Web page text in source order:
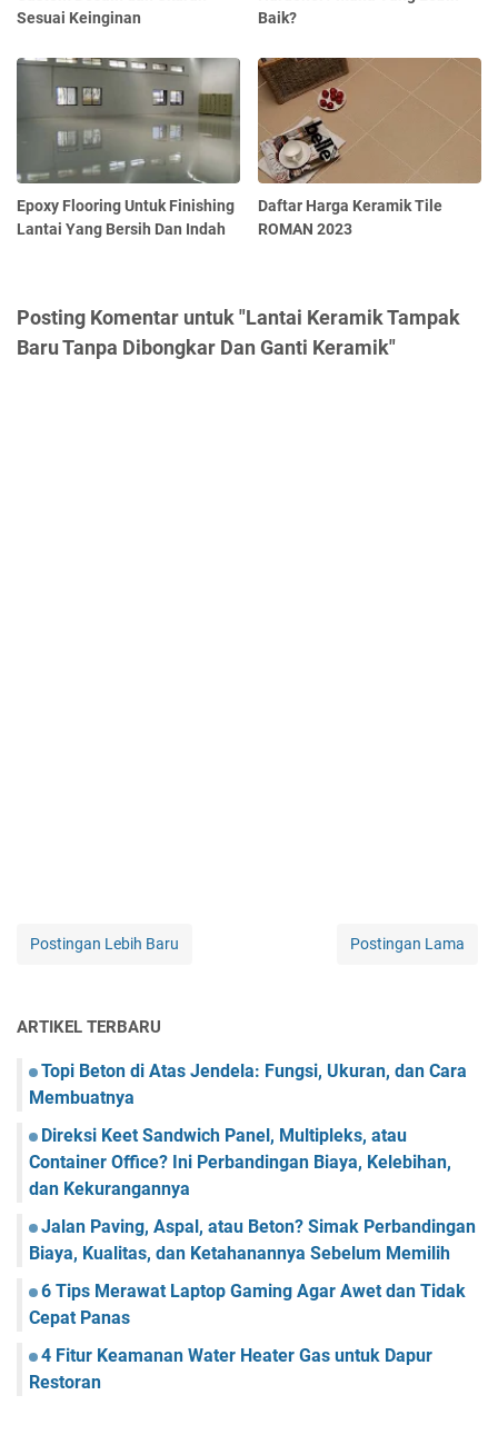
Sesuai Keinginan
Baik?
Epoxy Flooring Untuk Finishing
Lantai Yang Bersih Dan Indah
Daftar Harga Keramik Tile
ROMAN 2023
Posting Komentar untuk "Lantai Keramik Tampak
Baru Tanpa Dibongkar Dan Ganti Keramik"
Postingan Lebih Baru Postingan Lama
ARTIKEL TERBARU
Topi Beton di Atas Jendela: Fungsi, Ukuran, dan Cara
Membuatnya
Direksi Keet Sandwich Panel, Multipleks, atau
Container Office? Ini Perbandingan Biaya, Kelebihan,
dan Kekurangannya
Jalan Paving, Aspal, atau Beton? Simak Perbandingan
Biaya, Kualitas, dan Ketahanannya Sebelum Memilih
6 Tips Merawat Laptop Gaming Agar Awet dan Tidak
Cepat Panas
4 Fitur Keamanan Water Heater Gas untuk Dapur
Restoran